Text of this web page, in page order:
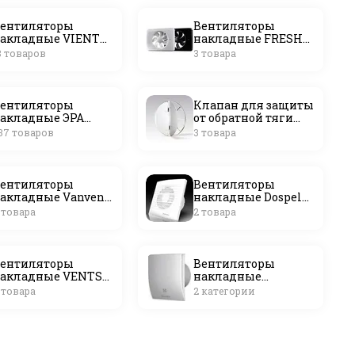
VIENTO
товаров
Вентиляторы
накладные FRESH
(Швеция)
3 товара
ЭРА
товаров
Клапан для защиты
от обратной тяги
серии ОК
3 товара
Vanvent
Вентиляторы
накладные Dospel
(Польша)
2 товара
VENTS
Вентиляторы
накладные
Electrolux
2 категории